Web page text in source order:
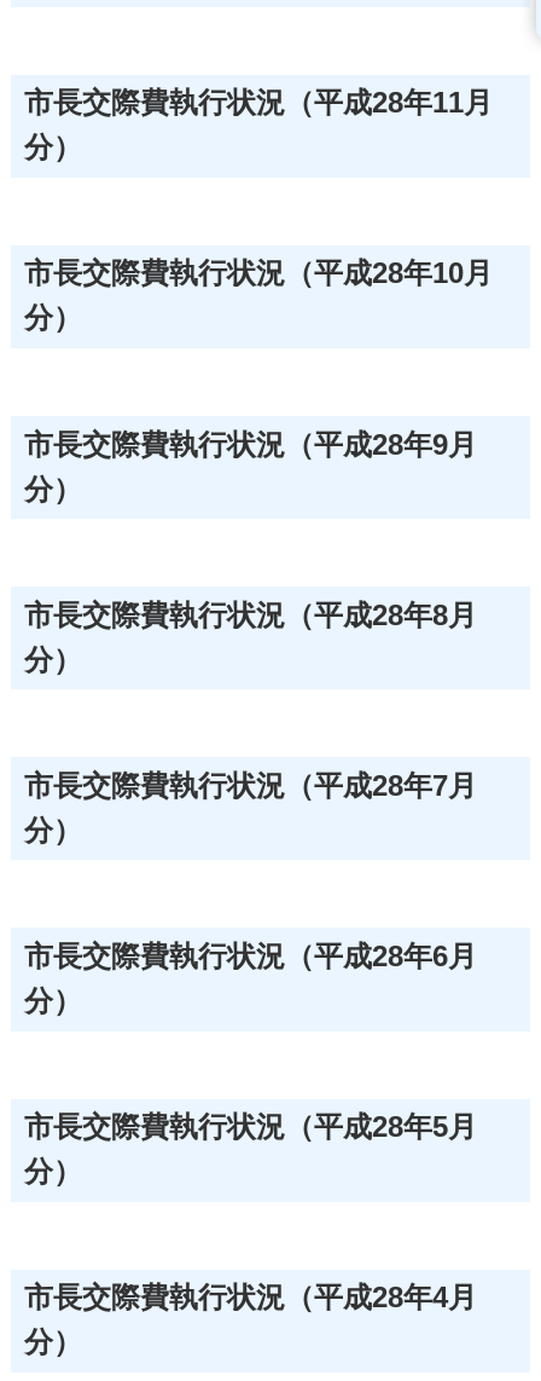
市長交際費執行状況（平成28年11月
分）
市長交際費執行状況（平成28年10月
分）
市長交際費執行状況（平成28年9月
分）
市長交際費執行状況（平成28年8月
分）
市長交際費執行状況（平成28年7月
分）
市長交際費執行状況（平成28年6月
分）
市長交際費執行状況（平成28年5月
分）
市長交際費執行状況（平成28年4月
分）